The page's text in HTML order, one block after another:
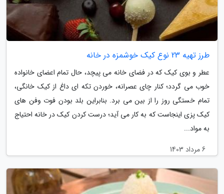
طرز تهیه 23 نوع کیک خوشمزه در خانه
عطر و بوی کیک که در فضای خانه می پیچد، حال تمام اعضای خانواده
خوب می گردد؛ کنار چای عصرانه، خوردن تکه ای داغ از کیک خانگی،
تمام خستگی روز را از بین می برد. بنابراین بلد بودن فوت وفن های
کیک پزی اینجاست که به کار می آید؛ درست کردن کیک در خانه احتیاج
به مواد...
6 مرداد 1403